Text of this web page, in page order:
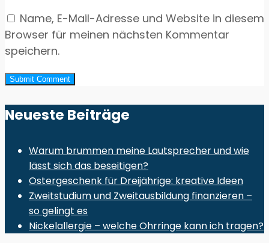
Name, E-Mail-Adresse und Website in diesem
Browser für meinen nächsten Kommentar
speichern.
Neueste Beiträge
Warum brummen meine Lautsprecher und wie
lässt sich das beseitigen?
Ostergeschenk für Dreijährige: kreative Ideen
Zweitstudium und Zweitausbildung finanzieren –
so gelingt es
Nickelallergie – welche Ohrringe kann ich tragen?